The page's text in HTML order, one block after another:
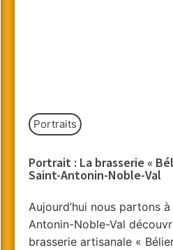
Portraits
Portrait : La brasserie «
Saint-Antonin-Noble-Val
Aujourd’hui nous partons
Antonin-Noble-Val
brasserie artisanale «